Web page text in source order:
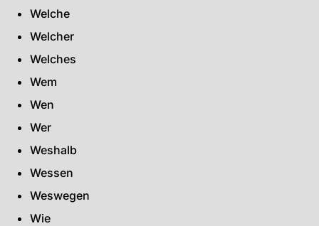
Welche
Welcher
Welches
Wem
Wen
Wer
Weshalb
Wessen
Weswegen
Wie